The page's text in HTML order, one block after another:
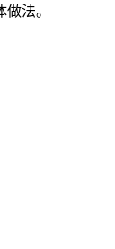
法。